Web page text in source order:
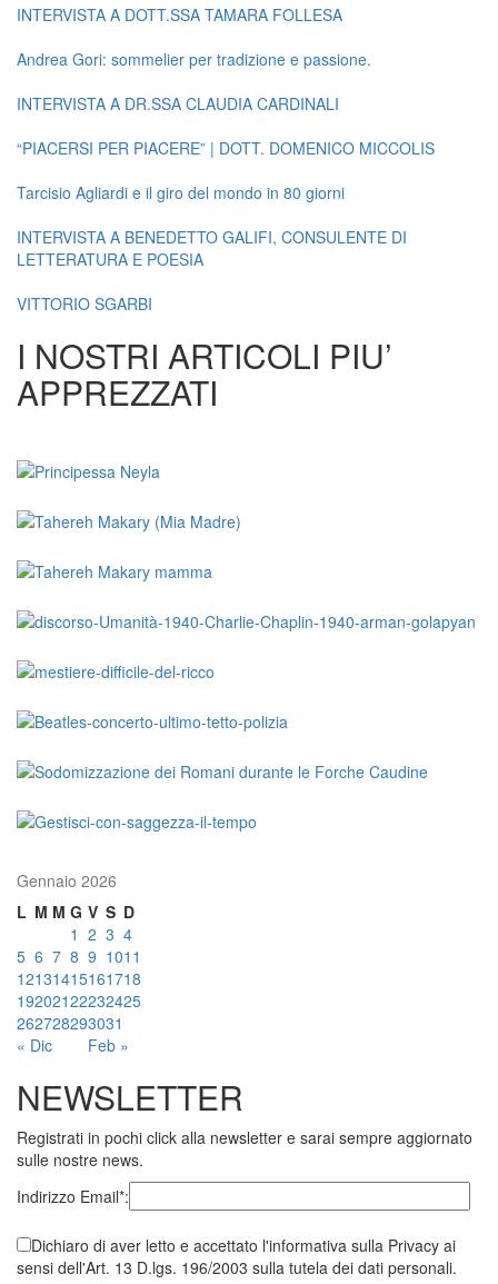
INTERVISTA A DOTT.SSA TAMARA FOLLESA
Andrea Gori: sommelier per tradizione e passione.
INTERVISTA A DR.SSA CLAUDIA CARDINALI
“PIACERSI PER PIACERE” | DOTT. DOMENICO MICCOLIS
Tarcisio Agliardi e il giro del mondo in 80 giorni
INTERVISTA A BENEDETTO GALIFI, CONSULENTE DI
LETTERATURA E POESIA
VITTORIO SGARBI
I NOSTRI ARTICOLI PIU’
APPREZZATI
Gennaio 2026
L M M G V S D
« Dic Feb »
1 2 3 4
5 6 7 8 9 1011
12131415161718
19202122232425
262728293031
NEWSLETTER
Registrati in pochi click alla newsletter e sarai sempre aggiornato
sulle nostre news.
Indirizzo Email*:
Dichiaro di aver letto e accettato l'informativa sulla Privacy ai
sensi dell'Art. 13 D.lgs. 196/2003 sulla tutela dei dati personali.